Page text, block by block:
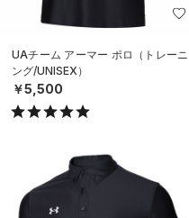
UAチーム アーマー ポロ（トレーニ
ング/UNISEX）
￥5,500